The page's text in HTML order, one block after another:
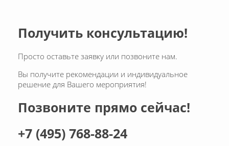
Получить консультацию!
Просто оставьте заявку или позвоните нам.
Вы получите рекомендации и индивидуальное
решение для Вашего мероприятия!
Позвоните прямо сейчас!
+7 (495) 768-88-24